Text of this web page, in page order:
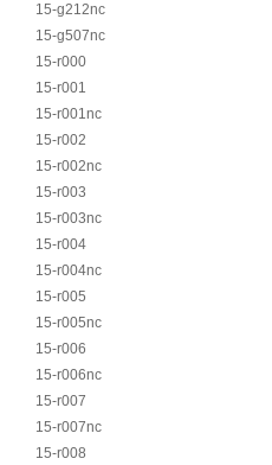
15-g212nc
15-g507nc
15-r000
15-r001
15-r001nc
15-r002
15-r002nc
15-r003
15-r003nc
15-r004
15-r004nc
15-r005
15-r005nc
15-r006
15-r006nc
15-r007
15-r007nc
15-r008